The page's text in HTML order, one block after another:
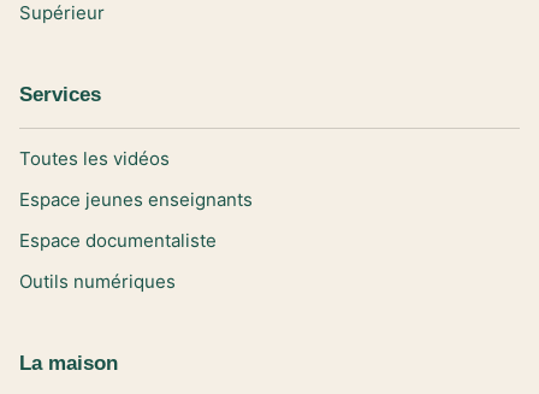
Supérieur
Services
Toutes les vidéos
Espace jeunes enseignants
Espace documentaliste
Outils numériques
La maison